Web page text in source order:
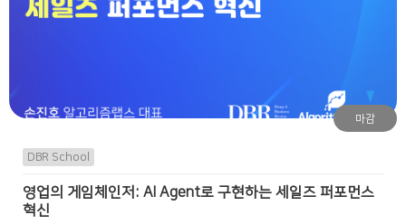
마감
DBR School
영업의 게임체인저: AI Agent로 구현하는 세일즈 퍼포먼스
혁신